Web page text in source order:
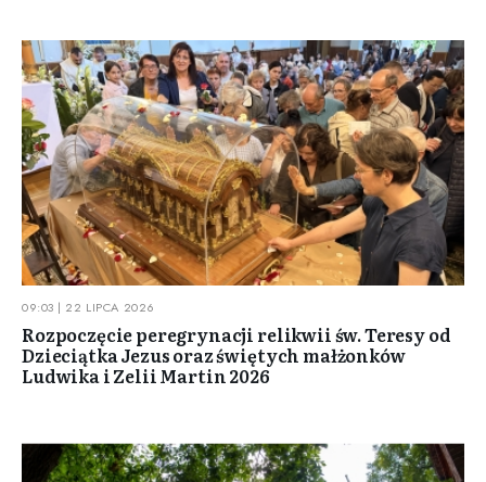
09:03 | 22 LIPCA 2026
Rozpoczęcie peregrynacji relikwii św. Teresy od
Dzieciątka Jezus oraz świętych małżonków
Ludwika i Zelii Martin 2026